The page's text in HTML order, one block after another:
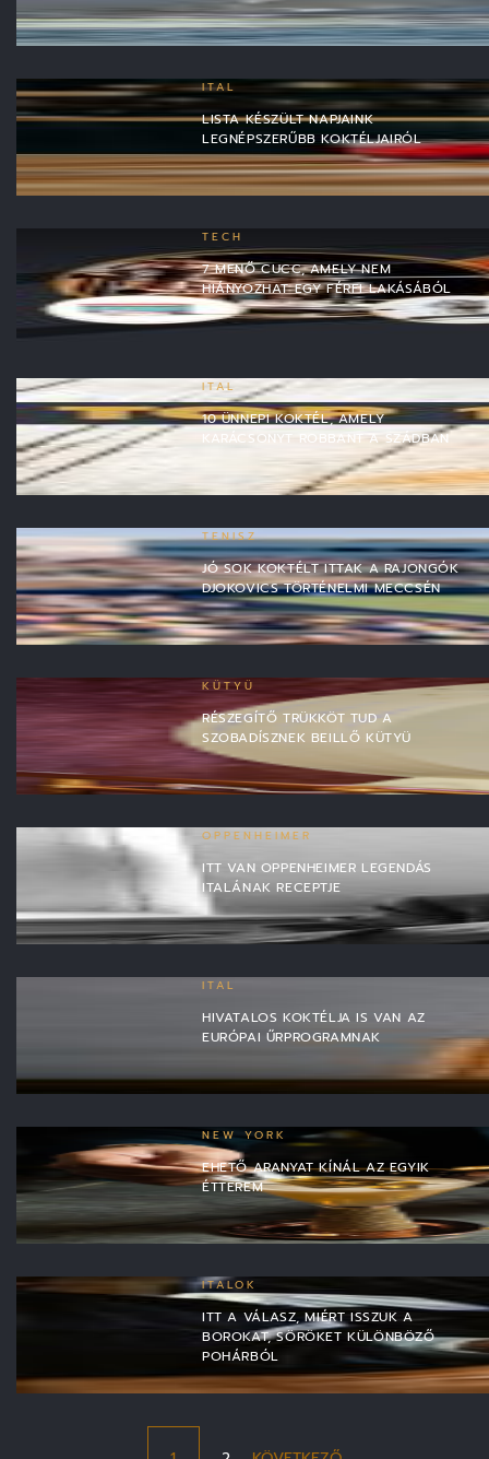
ITAL
LISTA KÉSZÜLT NAPJAINK
LEGNÉPSZERŰBB KOKTÉLJAIRÓL
TECH
7 MENŐ CUCC, AMELY NEM
HIÁNYOZHAT EGY FÉRFI LAKÁSÁBÓL
ITAL
10 ÜNNEPI KOKTÉL, AMELY
KARÁCSONYT ROBBANT A SZÁDBAN
TENISZ
JÓ SOK KOKTÉLT ITTAK A RAJONGÓK
DJOKOVICS TÖRTÉNELMI MECCSÉN
KÜTYÜ
RÉSZEGÍTŐ TRÜKKÖT TUD A
SZOBADÍSZNEK BEILLŐ KÜTYÜ
OPPENHEIMER
ITT VAN OPPENHEIMER LEGENDÁS
ITALÁNAK RECEPTJE
ITAL
HIVATALOS KOKTÉLJA IS VAN AZ
EURÓPAI ŰRPROGRAMNAK
NEW YORK
EHETŐ ARANYAT KÍNÁL AZ EGYIK
ÉTTEREM
ITALOK
ITT A VÁLASZ, MIÉRT ISSZUK A
BOROKAT, SÖRÖKET KÜLÖNBÖZŐ
POHÁRBÓL